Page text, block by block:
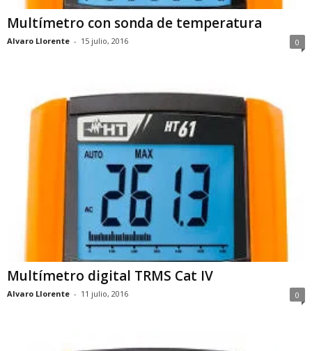
Multímetro con sonda de temperatura
Alvaro Llorente - 15 julio, 2016 0
Multímetro digital TRMS Cat IV
Alvaro Llorente - 11 julio, 2016 0